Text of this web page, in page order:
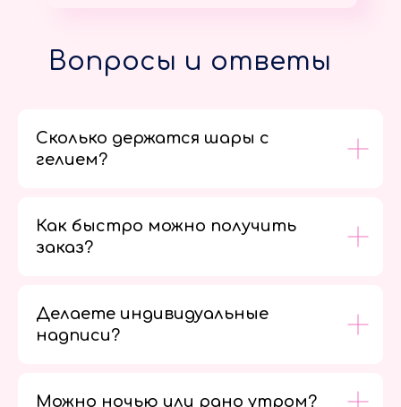
Вопросы и ответы
Сколько держатся шары с
гелием?
Как быстро можно получить
заказ?
Делаете индивидуальные
надписи?
Можно ночью или рано утром?